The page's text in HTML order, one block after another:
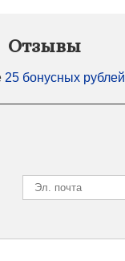
Отзывы
25 бонусных рублей